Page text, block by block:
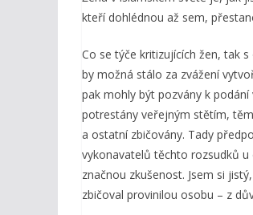
kteří dohlédnou až sem,
Co se týče kritizujících žen, tak
by možná stálo za zvážení
pak mohly být pozvány k
potrestány veřejným stětím,
a ostatní zbičovány. Tady
vykonavatelů těchto rozsudků u
značnou zkušenost. Jsem si
zbičoval provinilou osobu – z